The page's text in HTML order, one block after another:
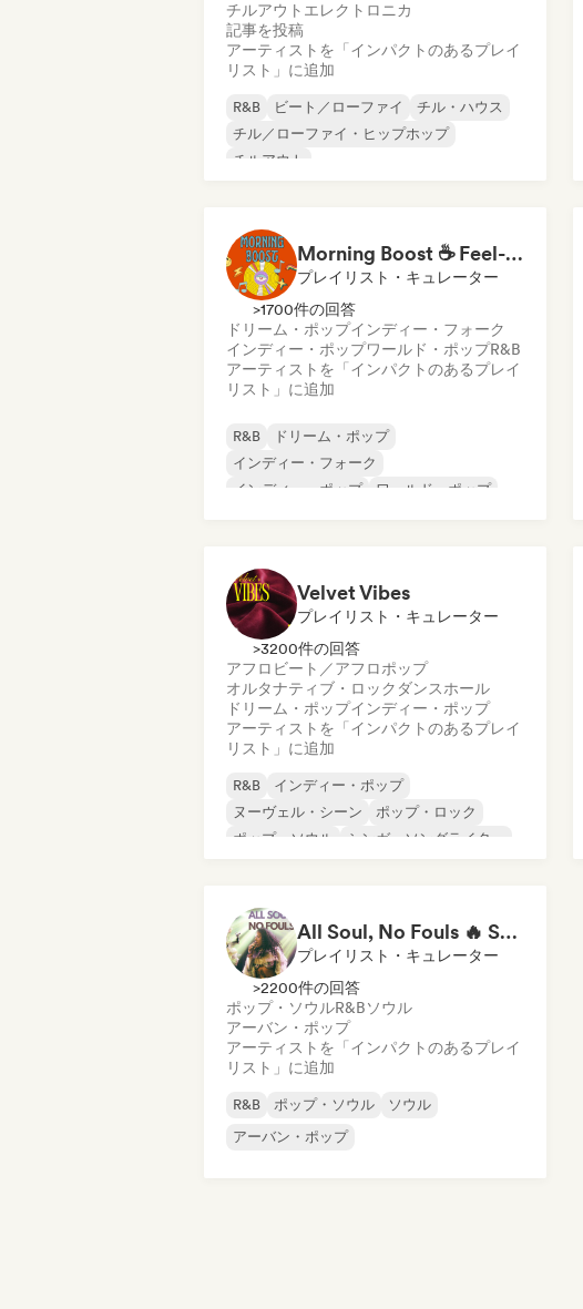
チルアウト エレクトロニカ
記事を投稿
アーティストを「インパクトのあるプレイ
リスト」に追加
R&B ビート／ローファイ
チル・ハウス
チル／ローファイ・ヒップホップ
チルアウト
Morning Boost ☕ Feel-Good Funk, Soul & Neo-Soul to Wake Up
プレイリスト・キュレーター
>1700件の回答
ドリーム・ポップインディー・フォーク
インディー・ポップワールド・ポップR&B
アーティストを「インパクトのあるプレイ
リスト」に追加
R&B
ドリーム・ポップ
インディー・フォーク
インディー・ポップ
ワールド・ポップ
Velvet Vibes
プレイリスト・キュレーター
>3200件の回答
アフロビート／アフロポップ
オルタナティブ・ロック ダンスホール
ドリーム・ポップインディー・ポップ
アーティストを「インパクトのあるプレイ
リスト」に追加
R&B
インディー・ポップ
ヌーヴェル・シーン
ポップ・ロック
ポップ・ソウル
シンガーソングライター
All Soul, No Fouls 🔥 Smooth Contemporary R&B & Neo Soul
プレイリスト・キュレーター
>2200件の回答
ポップ・ソウルR&Bソウル
アーバン・ポップ
アーティストを「インパクトのあるプレイ
リスト」に追加
R&B ポップ・ソウル
ソウル
アーバン・ポップ